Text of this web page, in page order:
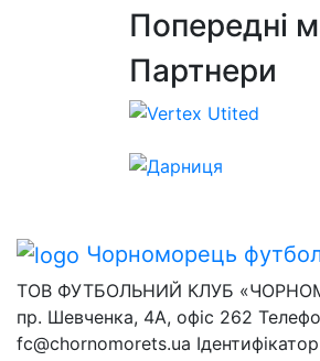
Попередні
Партнери
Чорноморець
ТОВ ФУТБОЛЬНИЙ КЛУБ
пр. Шевченка, 4А, офіс 262
fc@chornomorets.ua